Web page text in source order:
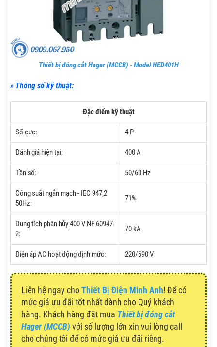
Thiết bị đóng cắt Hager (MCCB) - Model HED401H
» Thông số kỹ thuật:
Đặc điểm kỹ thuật
Số cực: 4 P
Đánh giá hiện tại: 400 A
Tần số: 50/60 Hz
Công suất ngắn mạch - IEC 947,2
50Hz:
71%
Dung tích phân hủy 400 V NF 60947-
2:
70 kA
Điện áp AC hoạt động định mức: 220/690 V
Liên hệ ngay choThiết Bị Điện Minh Anh! Để có
mức giá ưu đãi tốt nhất dành cho Quý khách
hàng. Khách hàng đặt mua Thiết bị đóng cắt
Hager (MCCB) với số lượng lớn xin vui lòng call
cho chúng tôi để có mức giá ưu đãi riêng.